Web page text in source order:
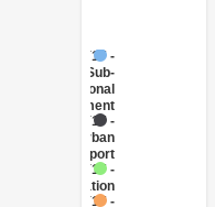
Government
Transport
Sanitation